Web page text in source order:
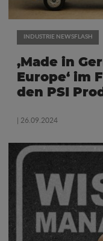
INDUSTRIE NEWSFLASH
‚Made in
Europe‘ im
den PSI
| 26.09.2024